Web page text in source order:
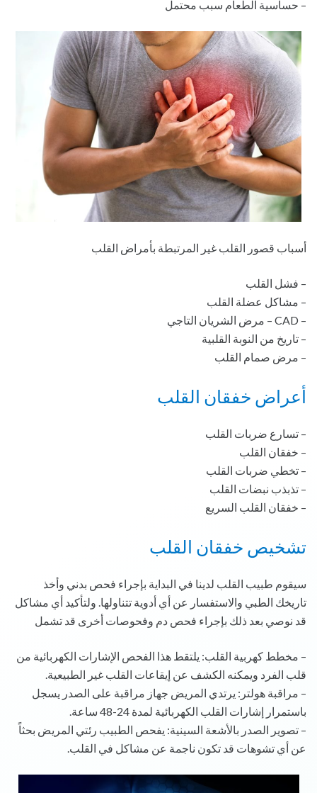
– حساسية الطعام سبب محتمل
أسباب قصور القلب غير المرتبطة بأمراض القلب
– فشل القلب
– مشاكل عضلة القلب
– CAD – مرض الشريان التاجي
– تاريخ من النوبة القلبية
– مرض صمام القلب
أعراض خفقان القلب
– تسارع ضربات القلب
– خفقان القلب
– تخطي ضربات القلب
– تذبذب نبضات القلب
– خفقان القلب السريع
تشخيص خفقان القلب
سيقوم طبيب القلب لدينا في البداية بإجراء فحص بدني وأخذ
تاريخك الطبي والاستفسار عن أي أدوية تتناولها. ولتأكيد أي مشاكل
قد نوصي بعد ذلك بإجراء فحص دم وفحوصات أخرى قد تشمل
– مخطط كهربية القلب: يلتقط هذا الفحص الإشارات الكهربائية من
قلب الفرد ويمكنه الكشف عن إيقاعات القلب غير الطبيعية.
– مراقبة هولتر: يرتدي المريض جهاز مراقبة على الصدر يسجل
باستمرار إشارات القلب الكهربائية لمدة 24-48 ساعة.
– تصوير الصدر بالأشعة السينية: يفحص الطبيب رئتي المريض بحثاً
عن أي تشوهات قد تكون ناجمة عن مشاكل في القلب.